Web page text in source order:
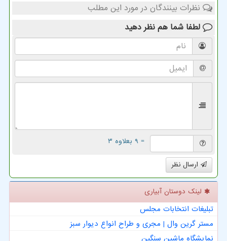
نظرات بینندگان در مورد این مطلب
لطفا شما هم نظر دهید
= ۹ بعلاوه ۳
ارسال نظر
لینک دوستان آبیاری
تبلیغات انتخابات مجلس
مستر گرین وال | مجری و طراح انواع دیوار سبز
نمایشگاه ماشین سنگین